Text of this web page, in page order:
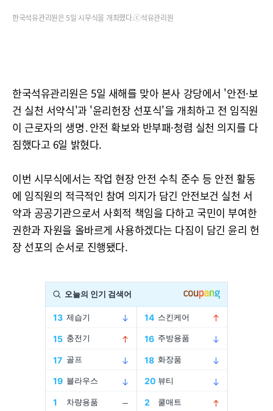
한국석유관리원은 5일 시무식을 개최했다.ⓒ석유관리원
한국석유관리원은 5일 새해를 맞아 본사 강당에서 '안전·보
건 실천 서약식'과 '윤리헌장 선포식'을 개최하고 전 임직원
이 근로자의 생명․안전 확보와 반부패·청렴 실천 의지를 다
짐했다고 6일 밝혔다.
이번 시무식에서는 작업 현장 안전 수칙 준수 등 안전 활동
에 임직원의 적극적인 참여 의지가 담긴 안전보건 실천 서
약과 공공기관으로서 사회적 책임을 다하고 국민이 부여한
권한과 자원을 올바르게 사용하겠다는 다짐이 담긴 윤리 헌
장 선포의 순서로 진행됐다.